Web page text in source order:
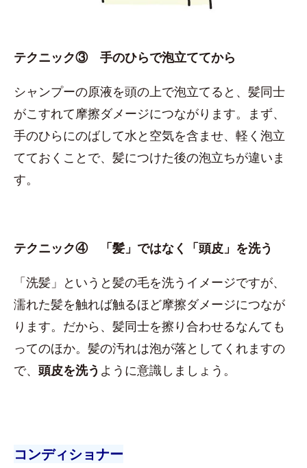
テクニック③ 手のひらで泡立ててから
シャンプーの原液を頭の上で泡立てると、髪同士
がこすれて摩擦ダメージにつながります。まず、
手のひらにのばして水と空気を含ませ、軽く泡立
てておくことで、髪につけた後の泡立ちが違いま
す。
テクニック④ 「髪」ではなく「頭皮」を洗う
「洗髪」というと髪の毛を洗うイメージですが、
濡れた髪を触れば触るほど摩擦ダメージにつなが
ります。だから、髪同士を擦り合わせるなんても
ってのほか。髪の汚れは泡が落としてくれますの
で、 頭皮を洗う ように意識しましょう。
コンディショナー